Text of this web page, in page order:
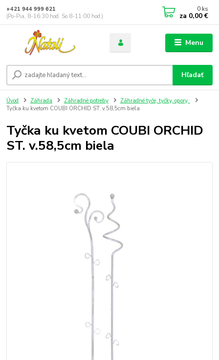
Menu
Hľadať
+421 944 999 621
(Po-Pia, 8-16:30 hod. So 8-11:00 hod.)
0 ks
za 0,00 €
Úvod Záhrada Záhradné potreby
Záhradné tyče, tyčky, opory,
Tyčka ku kvetom COUBI ORCHID ST. v.58,5cm biela
Tyčka ku kvetom COUBI ORCHID
ST. v.58,5cm biela